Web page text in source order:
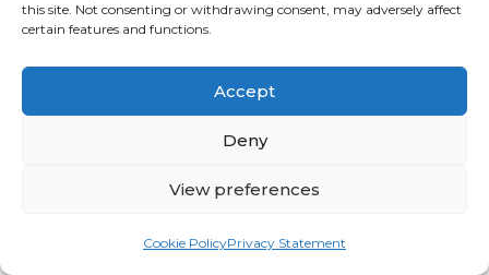
this site. Not consenting or withdrawing consent, may adversely affect
certain features and functions.
Accept
Deny
View preferences
Cookie PolicyPrivacy Statement
lita trapp og tok tak i dørhandtaket. Gavekortet
massage holder i 1 år. Grad av jul: Dette gir meg
fint lite julevibber, altså. Urinsyregikt forårsaket
av lett til moderat urinsyre forhøyelse vil i
mange tilfeller respondere tilstrekkelig på
uten urinsyresenkende medisin. Justebar